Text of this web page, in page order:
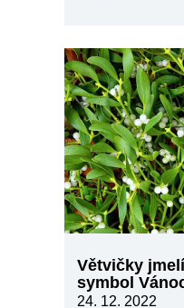
Větvičky
symbol
24. 12. 2022